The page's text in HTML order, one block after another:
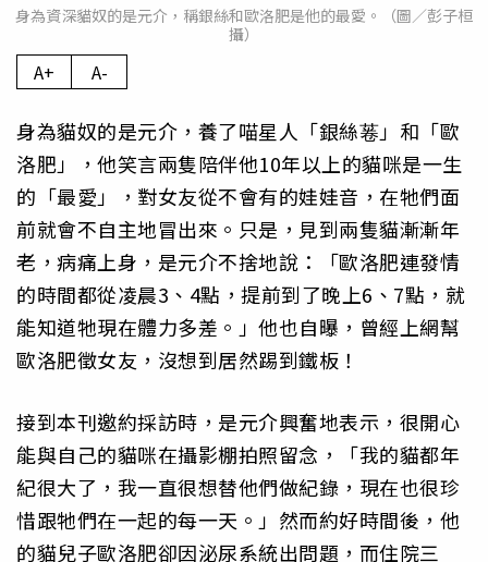
身為資深貓奴的是元介，稱銀絲和歐洛肥是他的最愛。（圖／彭子桓
攝）
A+ A-
身為貓奴的是元介，養了喵星人「銀絲菤」和「歐
洛肥」，他笑言兩隻陪伴他10年以上的貓咪是一生
的「最愛」，對女友從不會有的娃娃音，在牠們面
前就會不自主地冒出來。只是，見到兩隻貓漸漸年
老，病痛上身，是元介不捨地說：「歐洛肥連發情
的時間都從凌晨3、4點，提前到了晚上6、7點，就
能知道牠現在體力多差。」他也自曝，曾經上網幫
歐洛肥徵女友，沒想到居然踢到鐵板！
接到本刊邀約採訪時，是元介興奮地表示，很開心
能與自己的貓咪在攝影棚拍照留念，「我的貓都年
紀很大了，我一直很想替他們做紀錄，現在也很珍
惜跟牠們在一起的每一天。」然而約好時間後，他
的貓兒子歐洛肥卻因泌尿系統出問題，而住院三